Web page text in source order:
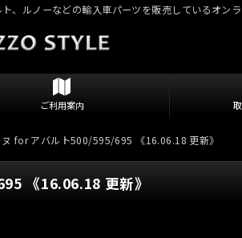
、ルノーなどの輸入車パーツを販売しているオン
ご利用案内
for アバルト500/595/695 《16.06.18 更新》
《16.06.18 更新》